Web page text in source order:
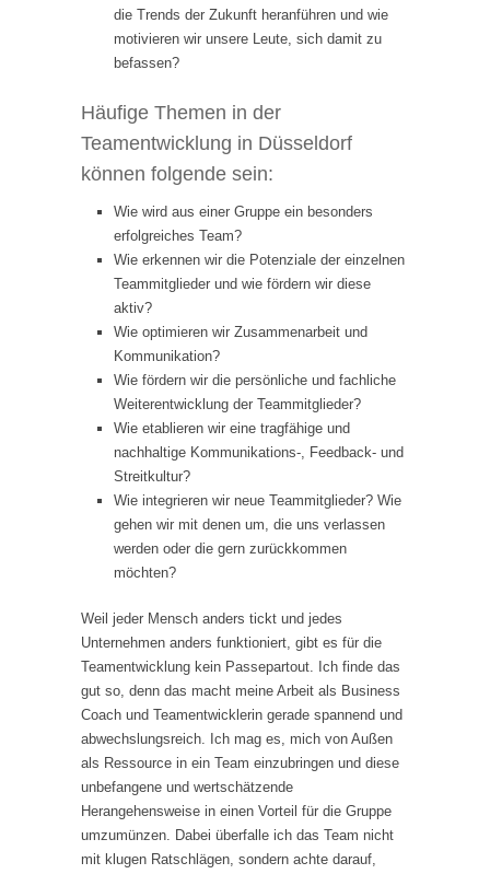
die Trends der Zukunft heranführen und wie
motivieren wir unsere Leute, sich damit zu
befassen?
Häufige Themen in der
Teamentwicklung in Düsseldorf
können folgende sein:
Wie wird aus einer Gruppe ein besonders
erfolgreiches Team?
Wie erkennen wir die Potenziale der einzelnen
Teammitglieder und wie fördern wir diese
aktiv?
Wie optimieren wir Zusammenarbeit und
Kommunikation?
Wie fördern wir die persönliche und fachliche
Weiterentwicklung der Teammitglieder?
Wie etablieren wir eine tragfähige und
nachhaltige Kommunikations-, Feedback- und
Streitkultur?
Wie integrieren wir neue Teammitglieder? Wie
gehen wir mit denen um, die uns verlassen
werden oder die gern zurückkommen
möchten?
Weil jeder Mensch anders tickt und jedes
Unternehmen anders funktioniert, gibt es für die
Teamentwicklung kein Passepartout. Ich finde das
gut so, denn das macht meine Arbeit als Business
Coach und Teamentwicklerin gerade spannend und
abwechslungsreich. Ich mag es, mich von Außen
als Ressource in ein Team einzubringen und diese
unbefangene und wertschätzende
Herangehensweise in einen Vorteil für die Gruppe
umzumünzen. Dabei überfalle ich das Team nicht
mit klugen Ratschlägen, sondern achte darauf,